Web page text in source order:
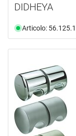
DIDHEYA
Articolo: